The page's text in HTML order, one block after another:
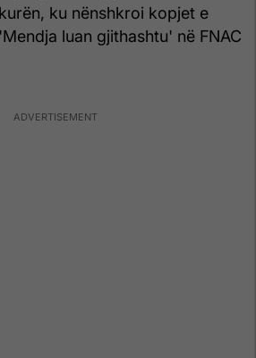
ku nënshkroi kopjet e
luan gjithashtu' në FNAC